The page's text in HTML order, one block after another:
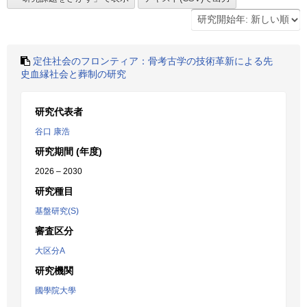
定住社会のフロンティア：骨考古学の技術革新による先
史血縁社会と葬制の研究
研究代表者
谷口 康浩
研究期間 (年度)
2026 – 2030
研究種目
基盤研究(S)
審査区分
大区分A
研究機関
國學院大學